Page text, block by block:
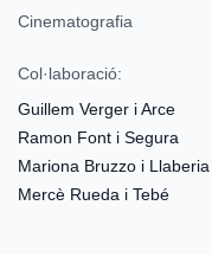
Cinematografia
Col·laboració:
Guillem Verger i Arce
Ramon Font i Segura
Mariona Bruzzo i Llaberia
Mercè Rueda i Tebé